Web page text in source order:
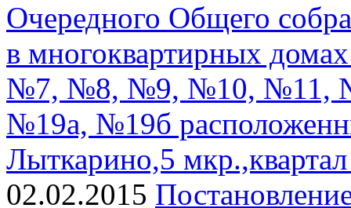
Очередного Общего
в многоквартирных
№7, №8, №9, №10, №11,
№19а, №19б
Лыткарино,5
02.02.2015